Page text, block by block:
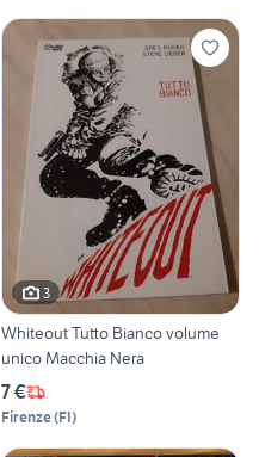
3
Whiteout Tutto Bianco volume
unico Macchia Nera
7 €
Firenze(FI)